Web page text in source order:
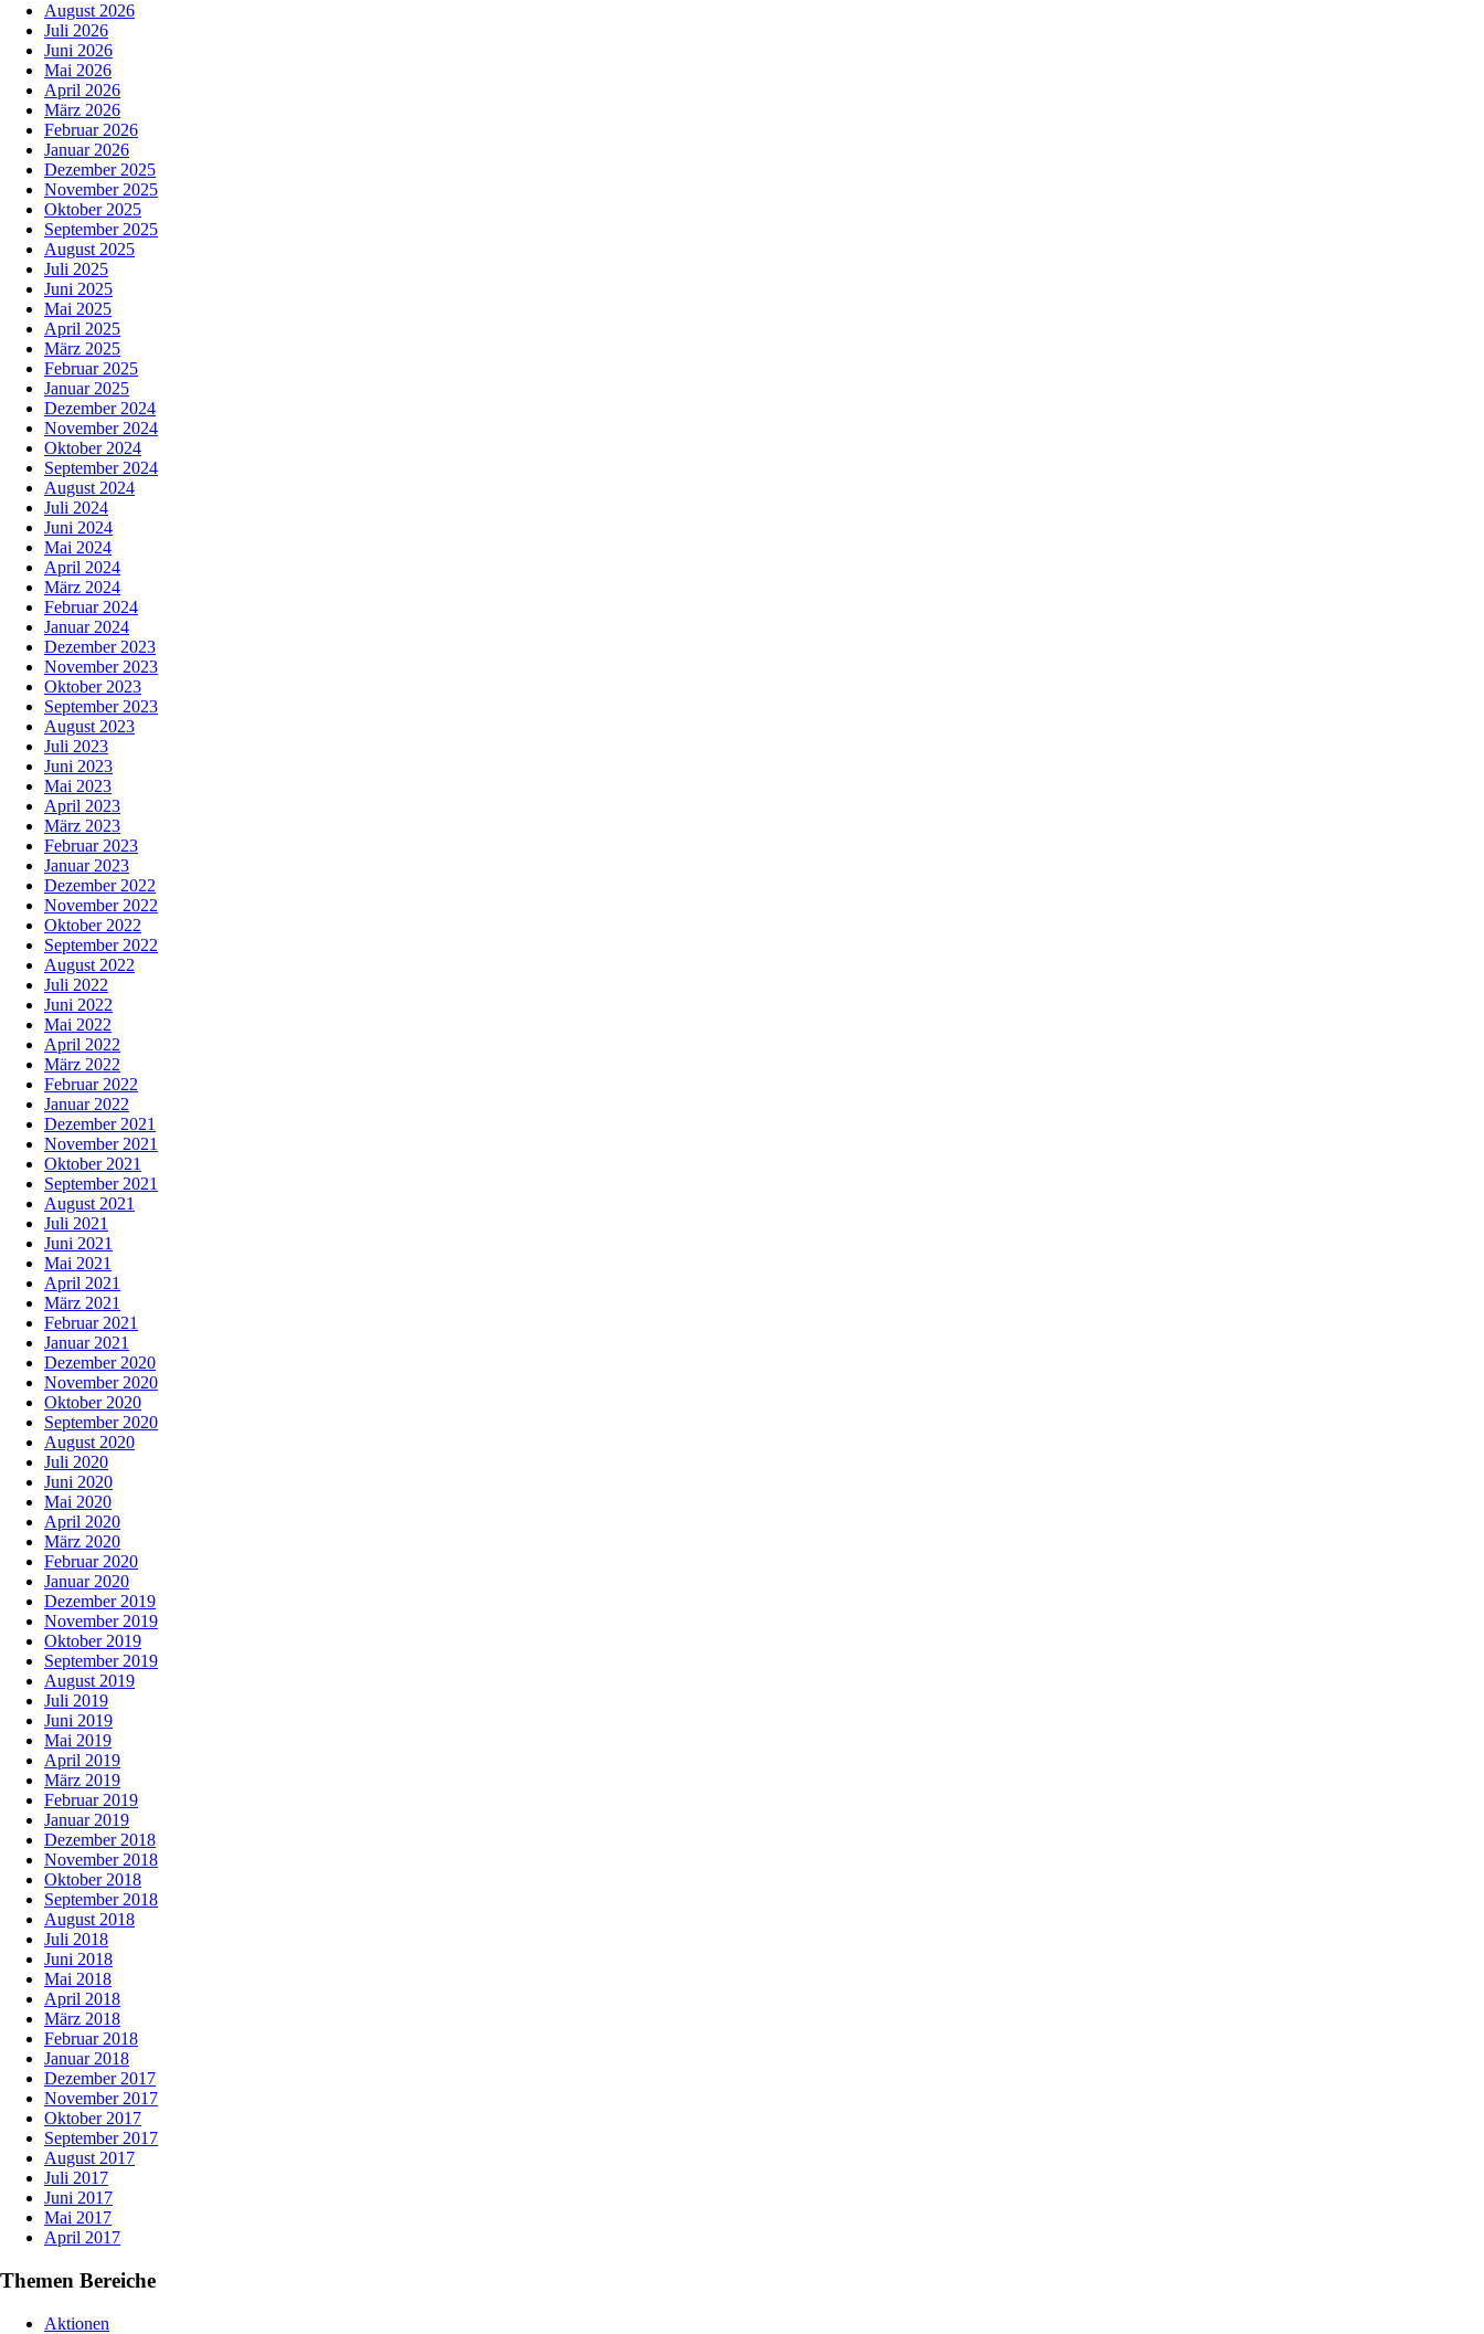
August 2026
Juli 2026
Juni 2026
Mai 2026
April 2026
März 2026
Februar 2026
Januar 2026
Dezember 2025
November 2025
Oktober 2025
September 2025
August 2025
Juli 2025
Juni 2025
Mai 2025
April 2025
März 2025
Februar 2025
Januar 2025
Dezember 2024
November 2024
Oktober 2024
September 2024
August 2024
Juli 2024
Juni 2024
Mai 2024
April 2024
März 2024
Februar 2024
Januar 2024
Dezember 2023
November 2023
Oktober 2023
September 2023
August 2023
Juli 2023
Juni 2023
Mai 2023
April 2023
März 2023
Februar 2023
Januar 2023
Dezember 2022
November 2022
Oktober 2022
September 2022
August 2022
Juli 2022
Juni 2022
Mai 2022
April 2022
März 2022
Februar 2022
Januar 2022
Dezember 2021
November 2021
Oktober 2021
September 2021
August 2021
Juli 2021
Juni 2021
Mai 2021
April 2021
März 2021
Februar 2021
Januar 2021
Dezember 2020
November 2020
Oktober 2020
September 2020
August 2020
Juli 2020
Juni 2020
Mai 2020
April 2020
März 2020
Februar 2020
Januar 2020
Dezember 2019
November 2019
Oktober 2019
September 2019
August 2019
Juli 2019
Juni 2019
Mai 2019
April 2019
März 2019
Februar 2019
Januar 2019
Dezember 2018
November 2018
Oktober 2018
September 2018
August 2018
Juli 2018
Juni 2018
Mai 2018
April 2018
März 2018
Februar 2018
Januar 2018
Dezember 2017
November 2017
Oktober 2017
September 2017
August 2017
Juli 2017
Juni 2017
Mai 2017
April 2017
Themen Bereiche
Aktionen